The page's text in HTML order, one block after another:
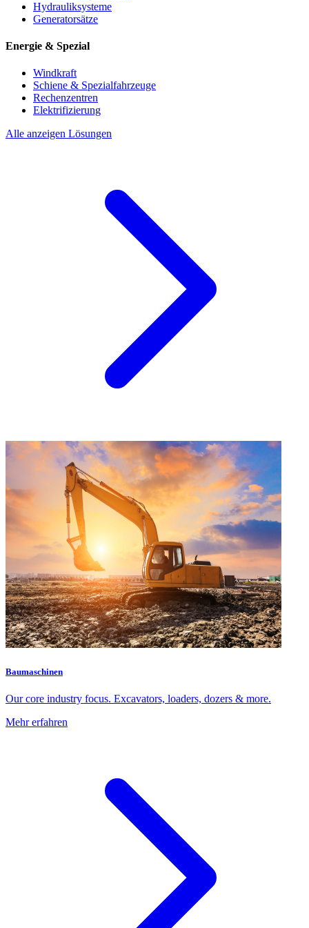
Hydrauliksysteme
Generatorsätze
Energie & Spezial
Windkraft
Schiene & Spezialfahrzeuge
Rechenzentren
Elektrifizierung
Alle anzeigen Lösungen
Baumaschinen
Our core industry focus. Excavators, loaders, dozers & more.
Mehr erfahren